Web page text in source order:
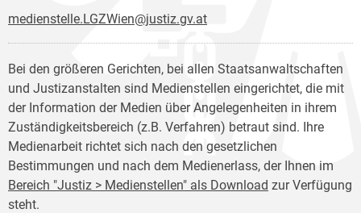
medienstelle.LGZWien@justiz.gv.at
Bei den größeren Gerichten, bei allen Staatsanwaltschaften
und Justizanstalten sind Medienstellen eingerichtet, die mit
der Information der Medien über Angelegenheiten in ihrem
Zuständigkeitsbereich (z.B. Verfahren) betraut sind. Ihre
Medienarbeit richtet sich nach den gesetzlichen
Bestimmungen und nach dem Medienerlass, der Ihnen im
Bereich "Justiz > Medienstellen" als Download zur Verfügung
steht.